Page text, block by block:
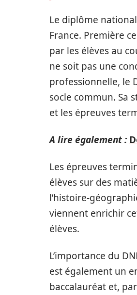
Le diplôme
France. Première
par les élèves au
ne soit pas une
professionnelle, le
socle commun. Sa
et les épreuves
A lire également :
Les épreuves
élèves sur des
l’histoire-
viennent enrichir
élèves.
L’importance du
est également un
baccalauréat et,